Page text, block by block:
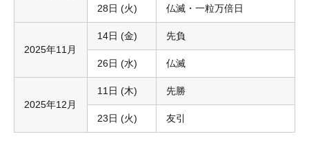
28日 (火) 仏滅・一粒万倍日
2025年11月
14日 (金) 先負
26日 (水) 仏滅
2025年12月
11日 (木) 先勝
23日 (火) 友引